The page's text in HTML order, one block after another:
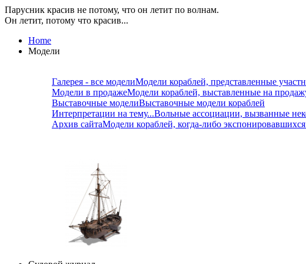
Парусник красив не потому, что он летит по волнам.
Он летит, потому что красив...
Home
Модели
Галерея - все моделиМодели кораблей, представленные
Модели в продажеМодели кораблей, выставленные на
Выставочные моделиВыставочные модели кораблей
Интерпретации на тему...Вольные ассоциации, вызванные
Архив сайтаМодели кораблей, когда-либо экспонировавшихся